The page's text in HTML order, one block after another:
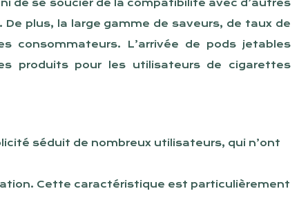
de se soucier de la compatibilité avec d’autres
plus, la large gamme de saveurs, de taux de
consommateurs. L’arrivée de pods jetables
produits pour les utilisateurs de cigarettes
séduit de nombreux utilisateurs, qui n’ont
Cette caractéristique est particulièrement